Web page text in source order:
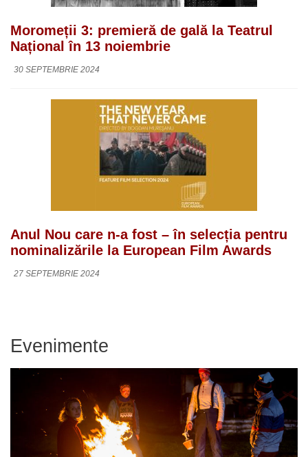
Moromeții 3: premieră de gală la Teatrul
Național în 13 noiembrie
30 SEPTEMBRIE 2024
Anul Nou care n-a fost – în selecția pentru
nominalizările la European Film Awards
27 SEPTEMBRIE 2024
Evenimente